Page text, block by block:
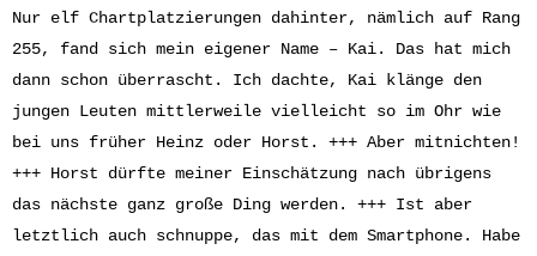
Nur elf Chartplatzierungen dahinter, nämlich auf Rang
255, fand sich mein eigener Name – Kai. Das hat mich
dann schon überrascht. Ich dachte, Kai klänge den
jungen Leuten mittlerweile vielleicht so im Ohr wie
bei uns früher Heinz oder Horst. +++ Aber mitnichten!
+++ Horst dürfte meiner Einschätzung nach übrigens
das nächste ganz große Ding werden. +++ Ist aber
letztlich auch schnuppe, das mit dem Smartphone. Habe